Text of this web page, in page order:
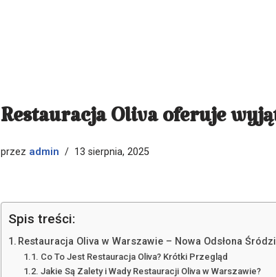
Restauracja Oliva oferuje
przez admin 13 sierpnia, 2025
Spis treści:
Restauracja Oliva w Warszawie – Nowa Odsłona
Co To Jest Restauracja Oliva? Krótki Przegląd
Jakie Są Zalety i Wady Restauracji Oliva w Warszawie?